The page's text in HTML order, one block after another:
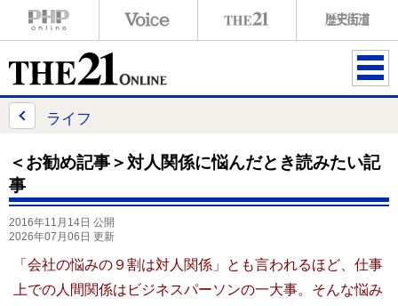
ME
ライフ
＜お勧め記事＞対人関係に悩んだとき読みたい記
事
2016年11月14日 公開
2026年07月06日 更新
「会社の悩みの９割は対人関係」とも言われるほど、仕事
上での人間関係はビジネスパーソンの一大事。そんな悩み